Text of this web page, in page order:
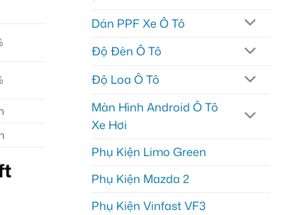
Dán PPF Xe Ô Tô
Độ Đèn Ô Tô
Độ Loa Ô Tô
Màn Hình Android Ô Tô
Xe Hơi
Phụ Kiện Limo Green
Phụ Kiện Mazda 2
Phụ Kiện Vinfast VF3